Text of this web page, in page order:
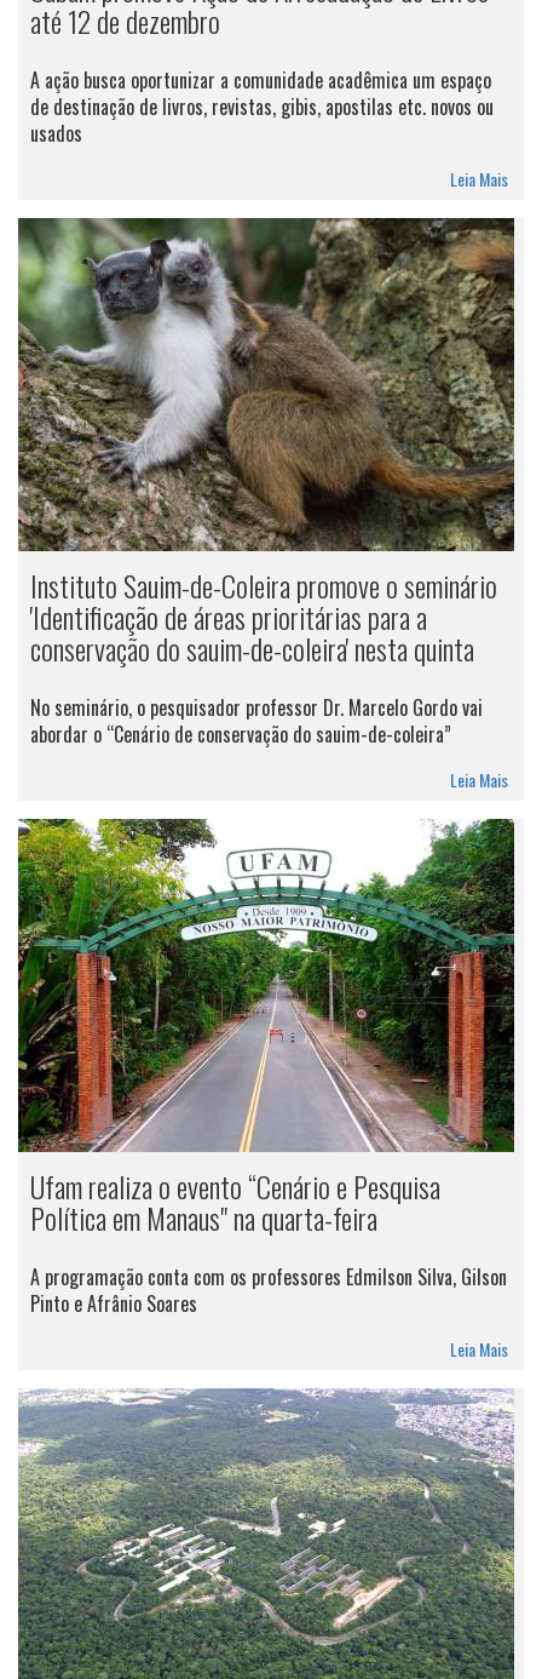
até 12 de dezembro
A ação busca oportunizar a comunidade acadêmica um espaço
de destinação de livros, revistas, gibis, apostilas etc. novos ou
usados
Leia Mais
Instituto Sauim-de-Coleira promove o seminário
'Identificação de áreas prioritárias para a
conservação do sauim-de-coleira' nesta quinta
No seminário, o pesquisador professor Dr. Marcelo Gordo vai
abordar o “Cenário de conservação do sauim-de-coleira”
Leia Mais
Ufam realiza o evento “Cenário e Pesquisa
Política em Manaus" na quarta-feira
A programação conta com os professores Edmilson Silva, Gilson
Pinto e Afrânio Soares
Leia Mais